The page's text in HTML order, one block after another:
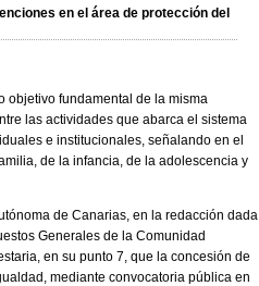
en el área de protección del
objetivo fundamental de la misma
las actividades que abarca el sistema
e institucionales, señalando en el
de la infancia, de la adolescencia y
de Canarias, en la redacción dada
Generales de la Comunidad
en su punto 7, que la concesión de
mediante convocatoria pública en